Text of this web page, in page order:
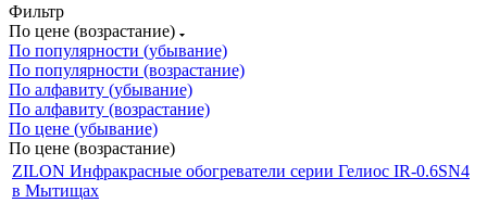
Фильтр
По цене (возрастание)
По популярности (убывание)
По популярности (возрастание)
По алфавиту (убывание)
По алфавиту (возрастание)
По цене (убывание)
По цене (возрастание)
ZILON Инфракрасные обогреватели серии Гелиос IR-0.6SN4
в Мытищах